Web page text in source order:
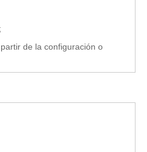
partir de la configuración o